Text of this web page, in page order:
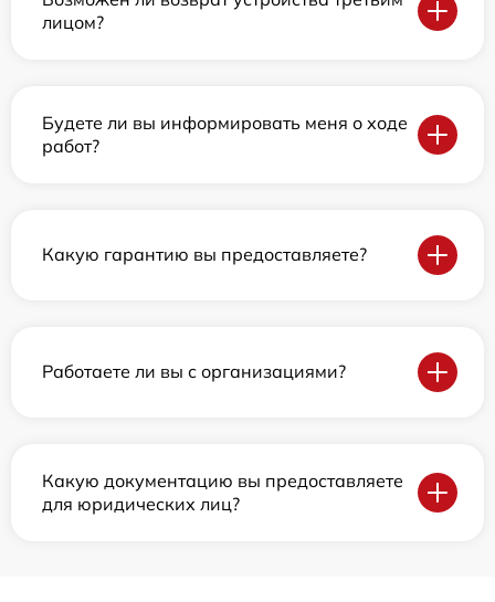
лицом?
Будете ли вы информировать меня о ходе
работ?
Какую гарантию вы предоставляете?
Работаете ли вы с организациями?
Какую документацию вы предоставляете
для юридических лиц?